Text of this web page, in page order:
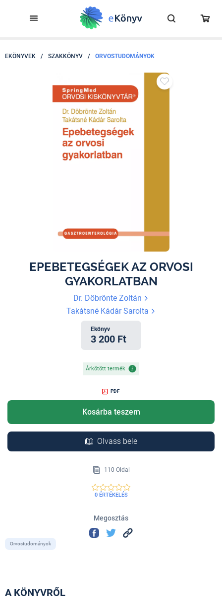
EKÖNYVEK / SZAKKÖNYV / ORVOSTUDOMÁNYOK
EPEBETEGSÉGEK AZ ORVOSI
GYAKORLATBAN
Dr. Döbrönte Zoltán
Takátsné Kádár Sarolta
Ekönyv
3 200 Ft
Árkötött termék
PDF
Kosárba teszem
Olvass bele
110 Oldal
0 ÉRTÉKELÉS
Megosztás
Orvostudományok
A KÖNYVRŐL